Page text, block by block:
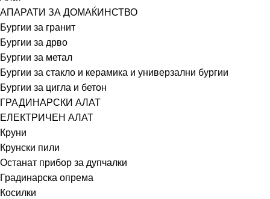
АПАРАТИ ЗА ДОМАЌИНСТВО
Бургии за гранит
Бургии за дрво
Бургии за метал
Бургии за стакло и керамика и универзални бургии
Бургии за цигла и бетон
ГРАДИНАРСКИ АЛАТ
ЕЛЕКТРИЧЕН АЛАТ
Круни
Крунски пили
Останат прибор за дупчалки
Градинарска опрема
Косилки